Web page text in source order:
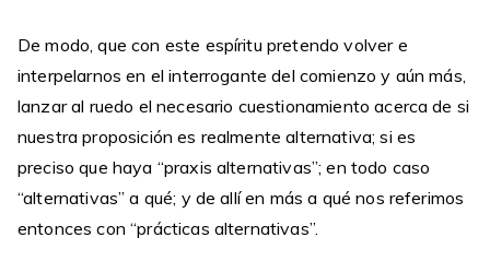
De modo, que con este espíritu pretendo volver e
interpelarnos en el interrogante del comienzo y aún más,
lanzar al ruedo el necesario cuestionamiento acerca de si
nuestra proposición es realmente alternativa; si es
preciso que haya “praxis alternativas”; en todo caso
“alternativas” a qué; y de allí en más a qué nos referimos
entonces con “prácticas alternativas”.